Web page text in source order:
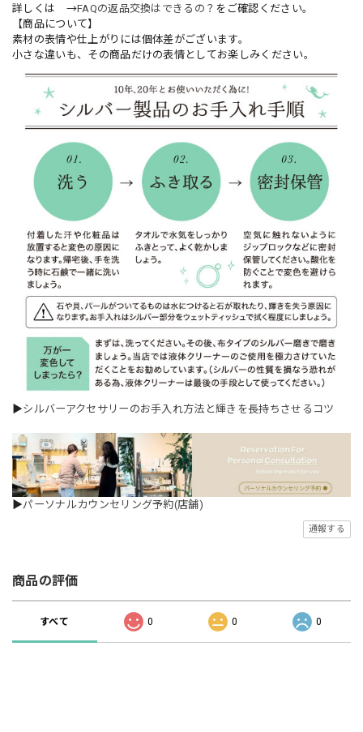
詳しくは →FAQの返品交換はできるの？ をご確認ください。
【商品について】
素材の表情や仕上がりには個体差がございます。
小さな違いも、その商品だけの表情としてお楽しみください。
▶シルバーアクセサリーのお手入れ方法と輝きを長持ちさせるコツ
▶パーソナルカウンセリング予約(店舗)
通報する
商品の評価
すべて 0 0 0